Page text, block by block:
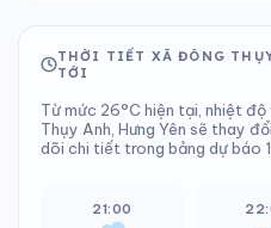
THỜI TIẾT XÃ ĐÔNG
TỚI
Từ mức 26°C hiện tại, nhiệt
Thụy Anh, Hưng Yên sẽ thay
dõi chi tiết trong bảng dự báo
21:00